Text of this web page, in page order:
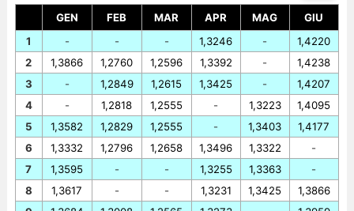
GEN FEB MAR APR MAG
GIU
1
2
3
4
5
6
7
8
-
1,3866
-
-
1,3582
1,3332
1,3595
1,3617
-
1,2760
1,2849
1,2818
1,2829
1,2796
-
-
-
1,2596
1,2615
1,2555
1,2555
1,2658
-
-
1,3246
1,3392
1,3425
-
-
1,3496
1,3255
1,3231
-
-
-
1,3223
1,3403
1,3322
1,3363
1,3425
1,4220
1,4238
1,4207
1,4095
1,4177
-
-
1,3866